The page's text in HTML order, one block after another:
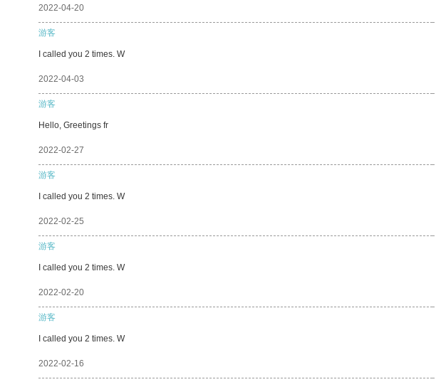
2022-04-20
游客
I called you 2 times. W
2022-04-03
游客
Hello, Greetings fr
2022-02-27
游客
I called you 2 times. W
2022-02-25
游客
I called you 2 times. W
2022-02-20
游客
I called you 2 times. W
2022-02-16